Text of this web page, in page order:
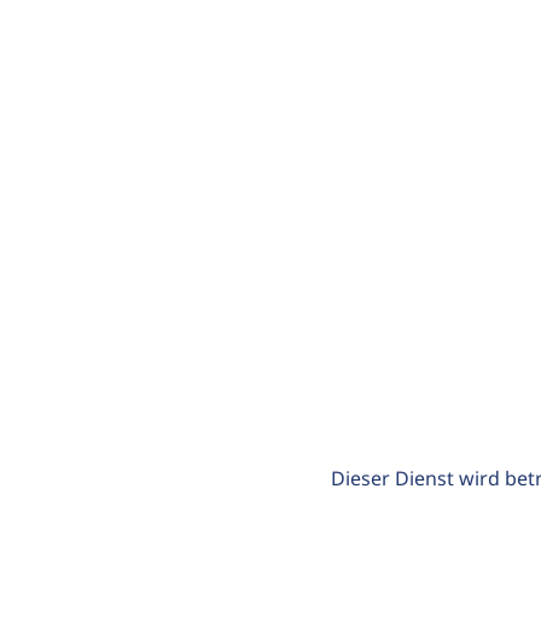
Dieser Dienst wird